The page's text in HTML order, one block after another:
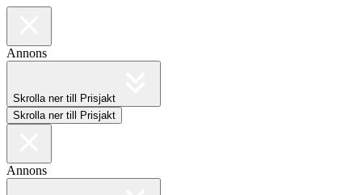
Annons
Skrolla ner till Prisjakt
Skrolla ner till Prisjakt
Annons